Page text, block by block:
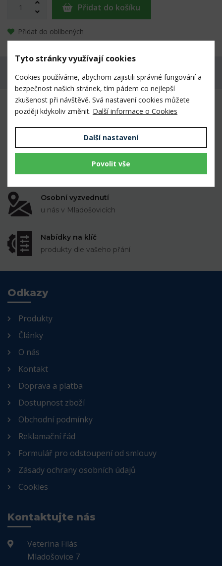
Přidat do košíku
Přidat do oblíbených
Máte dotaz k produktu?
Mnoho prověřených výrobků veterinárními
Osobní vyzvednutí
u nás v Mladošovicích
Nabídky na klíč
produkty dle vašeho přání
Odkazy
Produkty
Články
O nás
Kontakt
Doprava a platba
Dostupnost zboží
Obchodní podmínky
Reklamační řád
Formulář pro odstoupení od smlouvy
Zásady ochrany osobních údajů
Cookies
Kontaktujte nás
Veterina Filás
Mladošovice 7
Tyto stránky využívají cookies
Cookies používáme, abychom zajistili správné fungování a
bezpečnost našich stránek, tím pádem co nejlepší
zkušenost při návštěvě. Svá nastavení cookies můžete
později kdykoliv změnit. Další informace o Cookies
Další nastavení
Povolit vše